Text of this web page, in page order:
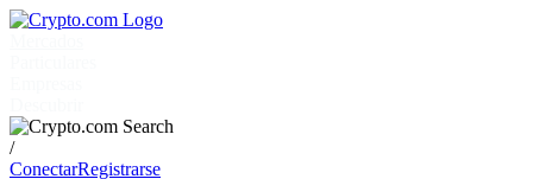
/
ConectarRegistrarse